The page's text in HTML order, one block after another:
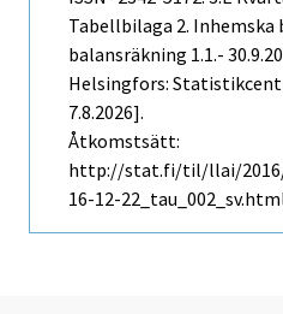
Tabellbilaga 2. Inhemska
balansräkning 1.1.-
Helsingfors:
7.8.2026].
Åtkomstsätt:
http://stat.fi/til/llai/2016/
16-12-